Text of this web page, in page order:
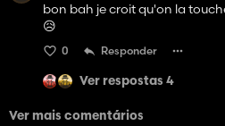
bon bah je croit qu'on la
😥
0 Responder
Ver respostas 4
Ver mais comentários